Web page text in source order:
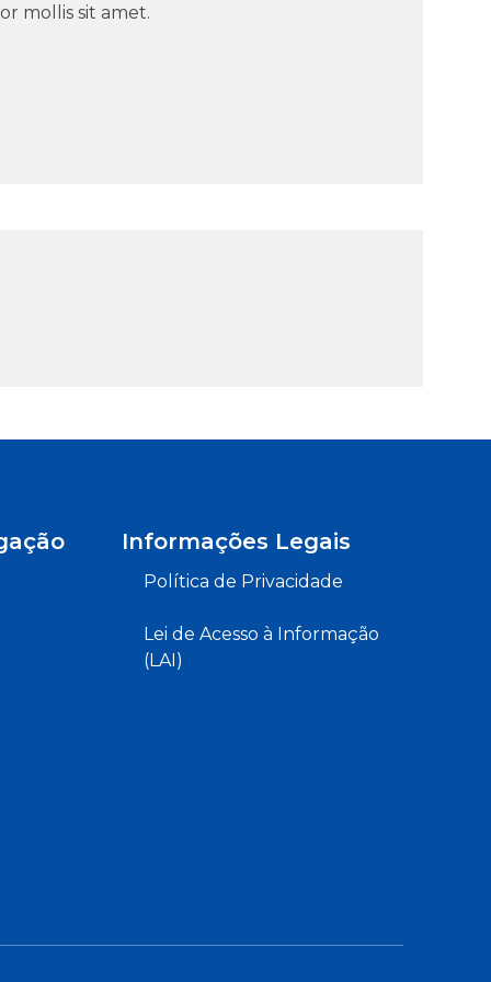
mollis sit amet.
Informações Legais
Política de Privacidade
Lei de Acesso à Informação
(LAI)